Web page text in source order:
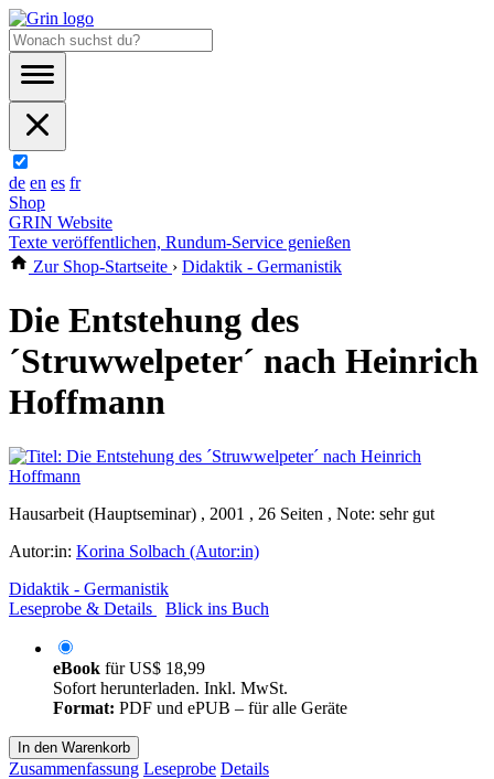
de en es fr
Shop
GRIN Website
Texte veröffentlichen, Rundum-Service genießen
Zur Shop-Startseite › Didaktik - Germanistik
Die Entstehung des
´Struwwelpeter´ nach Heinrich
Hoffmann
Hausarbeit (Hauptseminar) , 2001 , 26 Seiten , Note: sehr gut
Autor:in: Korina Solbach (Autor:in)
Didaktik - Germanistik
Leseprobe & Details
Blick ins Buch
eBook fürUS$ 18,99
Sofort herunterladen. Inkl. MwSt.
Format: PDF und ePUB – für alle Geräte
In den Warenkorb
Zusammenfassung Leseprobe Details